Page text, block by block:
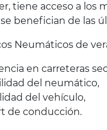
tiene acceso a los
benefician de las
Neumáticos de
en carreteras
del neumático,
del vehículo,
de conducción.